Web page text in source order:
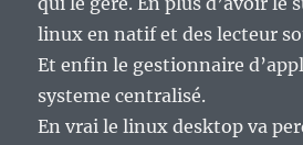
linux en natif et des lecteur
Et enfin le gestionnaire
systeme centralisé.
En vrai le linux desktop va